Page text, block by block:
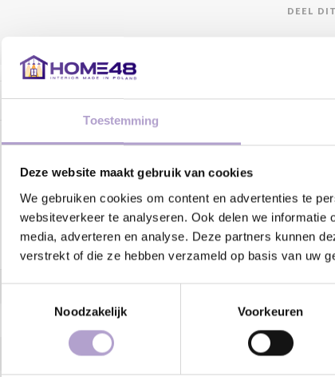
Toestemming
Deze website maakt gebruik van cookies
We gebruiken cookies om content en advertenties te
websiteverkeer te analyseren. Ook delen we
media, adverteren en analyse. Deze partners kunnen
verstrekt of die ze hebben verzameld op basis van uw
Noodzakelijk
Voorkeuren
DEEL
Gratis geleverd vanaf €500,-
Houtvezelplaat
Fenix supermat